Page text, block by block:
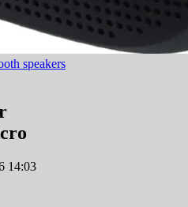
speakers
14:03